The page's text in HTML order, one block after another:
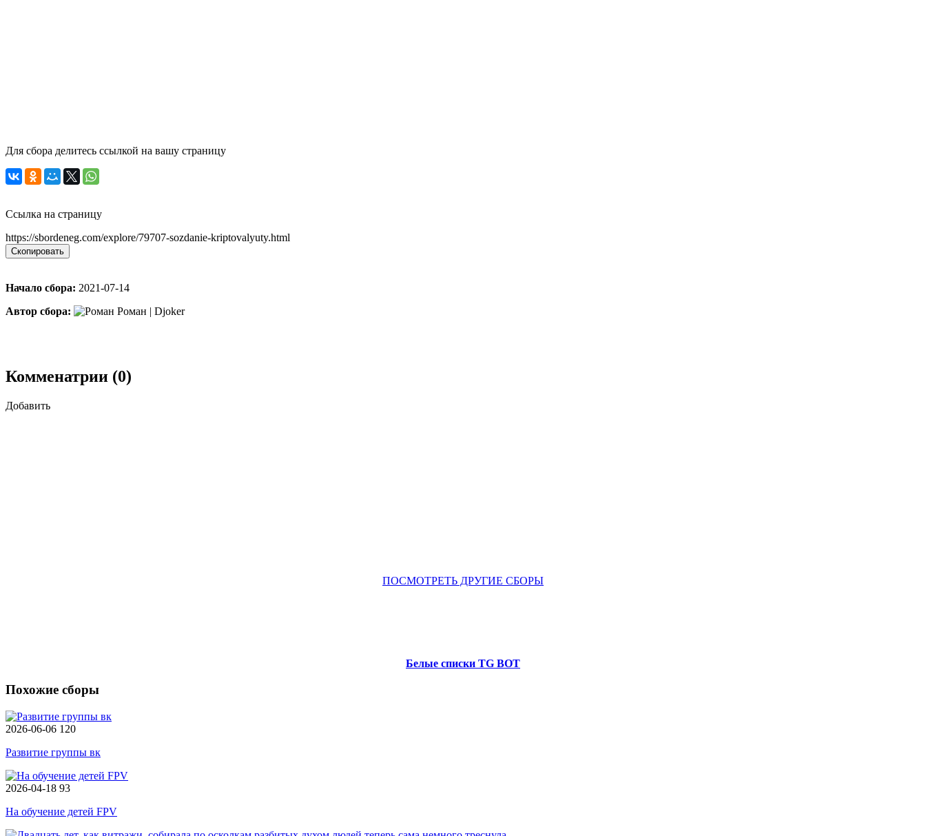
Для сбора делитесь ссылкой на вашу страницу
Ссылка на страницу
https://sbordeneg.com/explore/79707-sozdanie-kriptovalyuty.html
Скопировать
Начало сбора: 2021-07-14
Автор сбора:
Роман | Djoker
Комменатрии (0)
Добавить
ПОСМОТРЕТЬ ДРУГИЕ СБОРЫ
Белые списки TG BOT
Похожие сборы
2026-06-06 120
Развитие группы вк
2026-04-18 93
На обучение детей FPV